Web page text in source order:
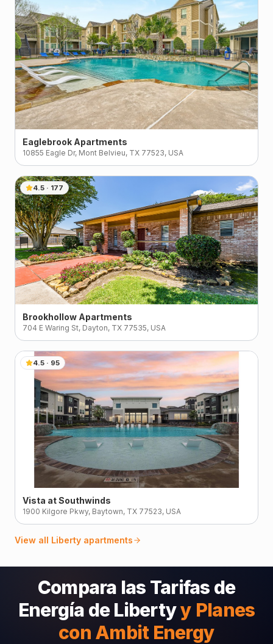
Eaglebrook Apartments
10855 Eagle Dr, Mont Belvieu, TX 77523, USA
4.5 · 177
Brookhollow Apartments
704 E Waring St, Dayton, TX 77535, USA
4.5 · 95
Vista at Southwinds
1900 Kilgore Pkwy, Baytown, TX 77523, USA
View all Liberty apartments
Compara las Tarifas de
Energía de Libertyy Planes
con Ambit Energy